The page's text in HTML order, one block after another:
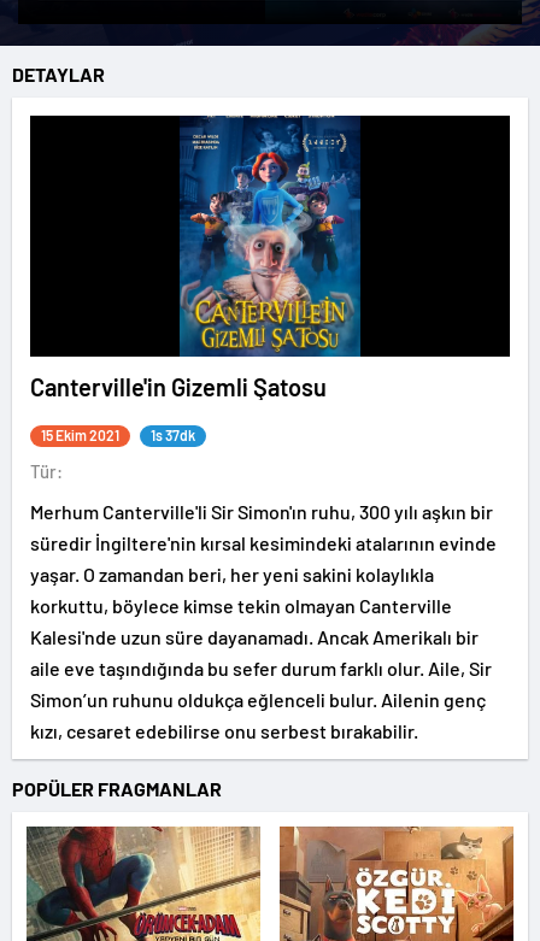
DETAYLAR
Canterville'in Gizemli Şatosu
15 Ekim 2021 1s 37dk
Tür:
Merhum Canterville'li Sir Simon'ın ruhu, 300 yılı aşkın bir
süredir İngiltere'nin kırsal kesimindeki atalarının evinde
yaşar. O zamandan beri, her yeni sakini kolaylıkla
korkuttu, böylece kimse tekin olmayan Canterville
Kalesi'nde uzun süre dayanamadı. Ancak Amerikalı bir
aile eve taşındığında bu sefer durum farklı olur. Aile, Sir
Simon’un ruhunu oldukça eğlenceli bulur. Ailenin genç
kızı, cesaret edebilirse onu serbest bırakabilir.
POPÜLER FRAGMANLAR